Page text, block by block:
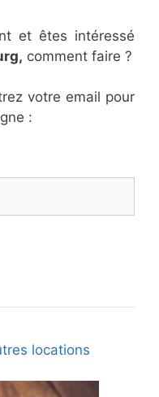
et êtes intéressé
comment faire ?
votre email pour
:
locations